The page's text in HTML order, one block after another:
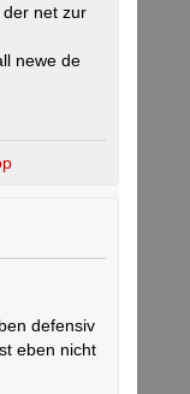
der net zur
newe de
defensiv
eben nicht